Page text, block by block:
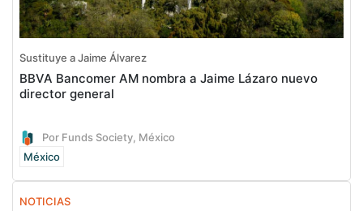
Sustituye a Jaime Álvarez
BBVA Bancomer AM nombra a Jaime Lázaro nuevo
director general
Por Funds Society, México
México
NOTICIAS